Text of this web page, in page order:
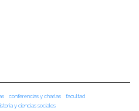
conferencias y charlas
facultad
y ciencias sociales